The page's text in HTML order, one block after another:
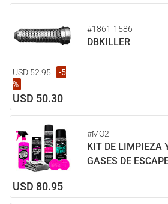
#1861-1586
DBKILLER
USD 52.95
-5
%
USD 50.30
#MO2
KIT DE LIMPIEZA
GASES DE
USD 80.95